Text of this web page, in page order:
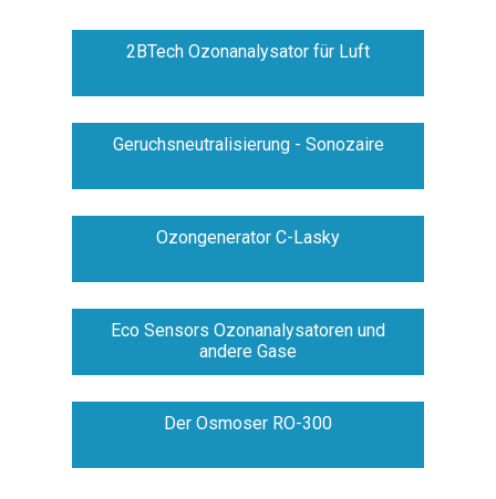
2BTech Ozonanalysator für Luft
Geruchsneutralisierung - Sonozaire
Ozongenerator C-Lasky
Eco Sensors Ozonanalysatoren und
andere Gase
Der Osmoser RO-300